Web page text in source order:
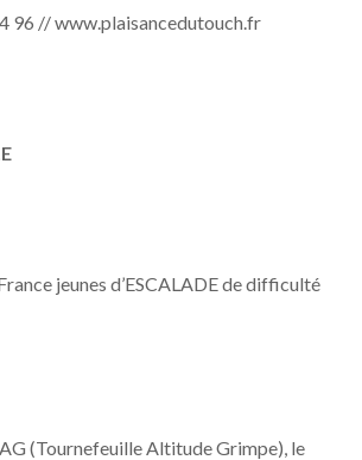
96 // www.plaisancedutouch.fr
jeunes d’ESCALADE de difficulté
(Tournefeuille Altitude Grimpe), le